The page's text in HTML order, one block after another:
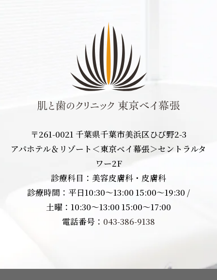
〒261-0021 千葉県千葉市美浜区ひび野2-3
アパホテル＆リゾート＜東京ベイ幕張＞セントラルタ
ワー2F
診療科目：美容皮膚科・皮膚科
診療時間：平日10:30〜13:00 15:00〜19:30 /
土曜：10:30〜13:00 15:00〜17:00
電話番号： 043-386-9138